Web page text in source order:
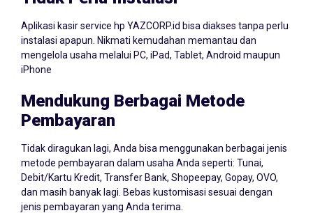
instalasi apapun. Nikmati kemudahan memantau dan
mengelola usaha melalui PC, iPad, Tablet, Android maupun
iPhone
Mendukung Berbagai Metode
Pembayaran
metode pembayaran dalam usaha Anda seperti: Tunai,
Debit/Kartu Kredit, Transfer Bank, Shopeepay, Gopay, OVO,
dan masih banyak lagi. Bebas kustomisasi sesuai dengan
jenis pembayaran yang Anda terima.